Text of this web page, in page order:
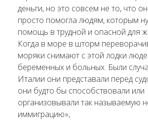
деньги, но это совсем не то, что
просто помогла людям, которым
помощь в трудной и опасной для
Когда в море в шторм
моряки снимают с этой лодки
беременных и больных. Были
Италии они представали перед
они будто бы способствовали или
организовывали так называемую
иммиграцию»,